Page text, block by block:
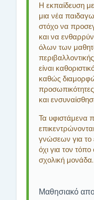
Η εκπαίδευση
μια νέα
στόχο να
και να
όλων των
είναι
καθώς
και
Τα υφιστάμενα
γνώσεων για το
όχι για τον
σχολική μονάδα.
Μαθησιακό